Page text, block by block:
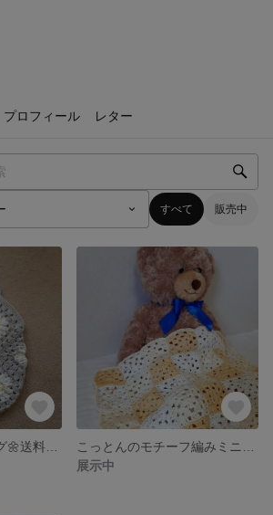
プロフィール レター
すべて 販売中
展示中